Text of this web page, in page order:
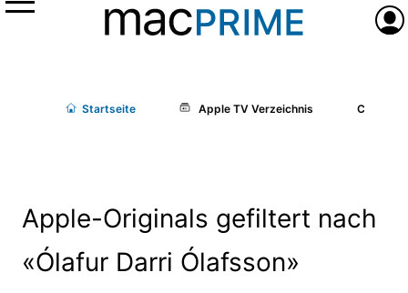
Menü
Startseite Apple TV Verzeichnis Cast/
Apple-Originals gefiltert nach
«Ólafur Darri Ólafsson»